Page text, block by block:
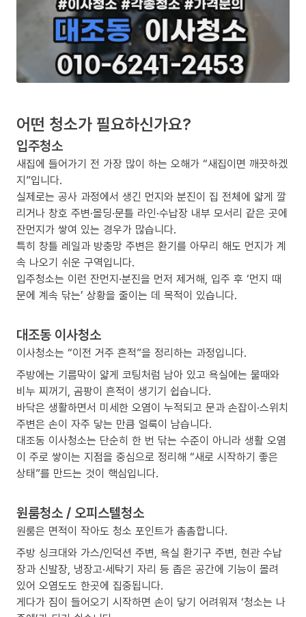
어떤 청소가 필요하신가요?
입주청소
새집에 들어가기 전 가장 많이 하는 오해가 “새집이면 깨끗하겠
지”입니다.
실제로는 공사 과정에서 생긴 먼지와 분진이 집 전체에 얇게 깔
리거나 창호 주변·몰딩·문틀 라인·수납장 내부 모서리 같은 곳에
잔먼지가 쌓여 있는 경우가 많습니다.
특히 창틀 레일과 방충망 주변은 환기를 아무리 해도 먼지가 계
속 나오기 쉬운 구역입니다.
입주청소는 이런 잔먼지·분진을 먼저 제거해, 입주 후 ‘먼지 때
문에 계속 닦는’ 상황을 줄이는 데 목적이 있습니다.
대조동 이사청소
이사청소는 “이전 거주 흔적”을 정리하는 과정입니다.
주방에는 기름막이 얇게 코팅처럼 남아 있고 욕실에는 물때와
비누 찌꺼기, 곰팡이 흔적이 생기기 쉽습니다.
바닥은 생활하면서 미세한 오염이 누적되고 문과 손잡이·스위치
주변은 손이 자주 닿는 만큼 얼룩이 남습니다.
대조동 이사청소는 단순히 한 번 닦는 수준이 아니라 생활 오염
이 주로 쌓이는 지점을 중심으로 정리해 “새로 시작하기 좋은
상태”를 만드는 것이 핵심입니다.
원룸청소 / 오피스텔청소
원룸은 면적이 작아도 청소 포인트가 촘촘합니다.
주방 싱크대와 가스/인덕션 주변, 욕실 환기구 주변, 현관 수납
장과 신발장, 냉장고·세탁기 자리 등 좁은 공간에 기능이 몰려
있어 오염도도 한곳에 집중됩니다.
게다가 짐이 들어오기 시작하면 손이 닿기 어려워져 ‘청소는 나